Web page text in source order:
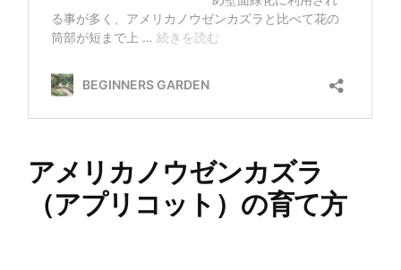
アメリカノウゼンカズラ
（アプリコット）の育て方